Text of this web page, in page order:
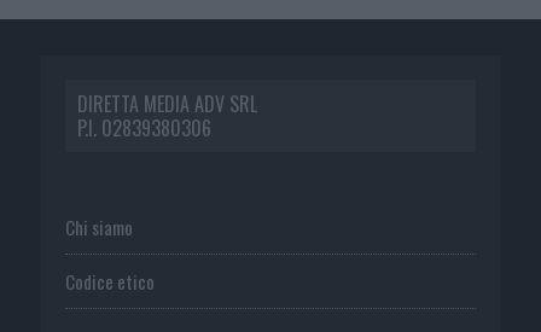
DIRETTA MEDIA ADV SRL
P.I. 02839380306
Chi siamo
Codice etico